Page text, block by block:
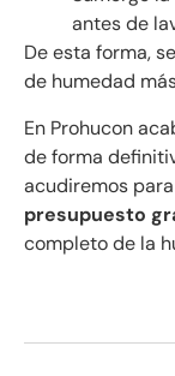
antes de
De esta forma,
de humedad
En Prohucon
de forma
acudiremos
presupuesto
completo de la